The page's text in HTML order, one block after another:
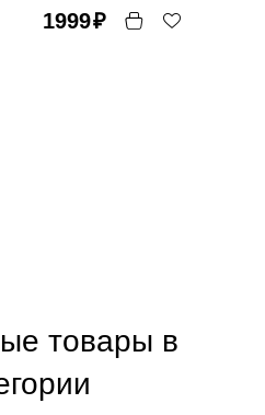
1999₽
товары в